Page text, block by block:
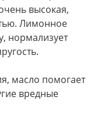
высокая,
Лимонное
нормализует
масло помогает
вредные